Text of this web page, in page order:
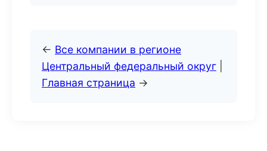
← Все компании в регионе
Центральный федеральный округ
Главная страница →